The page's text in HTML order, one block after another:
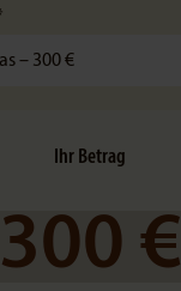
Ihr Betrag
300 €